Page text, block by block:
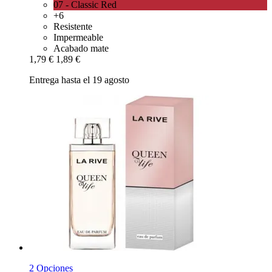
07 - Classic Red
+6
Resistente
Impermeable
Acabado mate
1,79 € 1,89 €
Entrega hasta el 19 agosto
2 Opciones